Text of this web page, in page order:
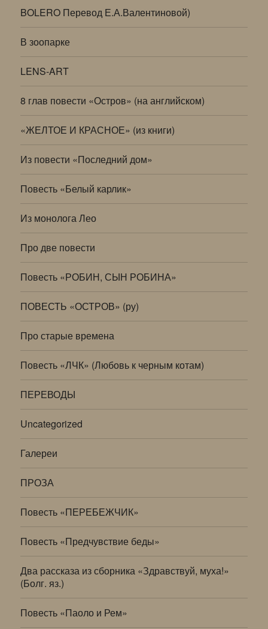
BOLERO Перевод Е.А.Валентиновой)
В зоопарке
LENS-ART
8 глав повести «Остров» (на английском)
«ЖЕЛТОЕ И КРАСНОЕ» (из книги)
Из повести «Последний дом»
Повесть «Белый карлик»
Из монолога Лео
Про две повести
Повесть «РОБИН, СЫН РОБИНА»
ПОВЕСТЬ «ОСТРОВ» (ру)
Про старые времена
Повесть «ЛЧК» (Любовь к черным котам)
ПЕРЕВОДЫ
Uncategorized
Галереи
ПРОЗА
Повесть «ПЕРЕБЕЖЧИК»
Повесть «Предчувствие беды»
Два рассказа из сборника «Здравствуй, муха!»
(Болг. яз.)
Повесть «Паоло и Рем»